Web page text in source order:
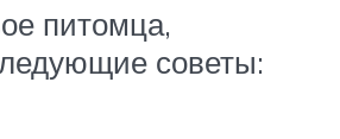
питомца,
советы: